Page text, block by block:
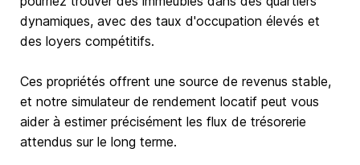
dynamiques, avec des taux d'occupation élevés et
des loyers compétitifs.
Ces propriétés offrent une source de revenus stable,
et notre simulateur de rendement locatif peut vous
aider à estimer précisément les flux de trésorerie
attendus sur le long terme.